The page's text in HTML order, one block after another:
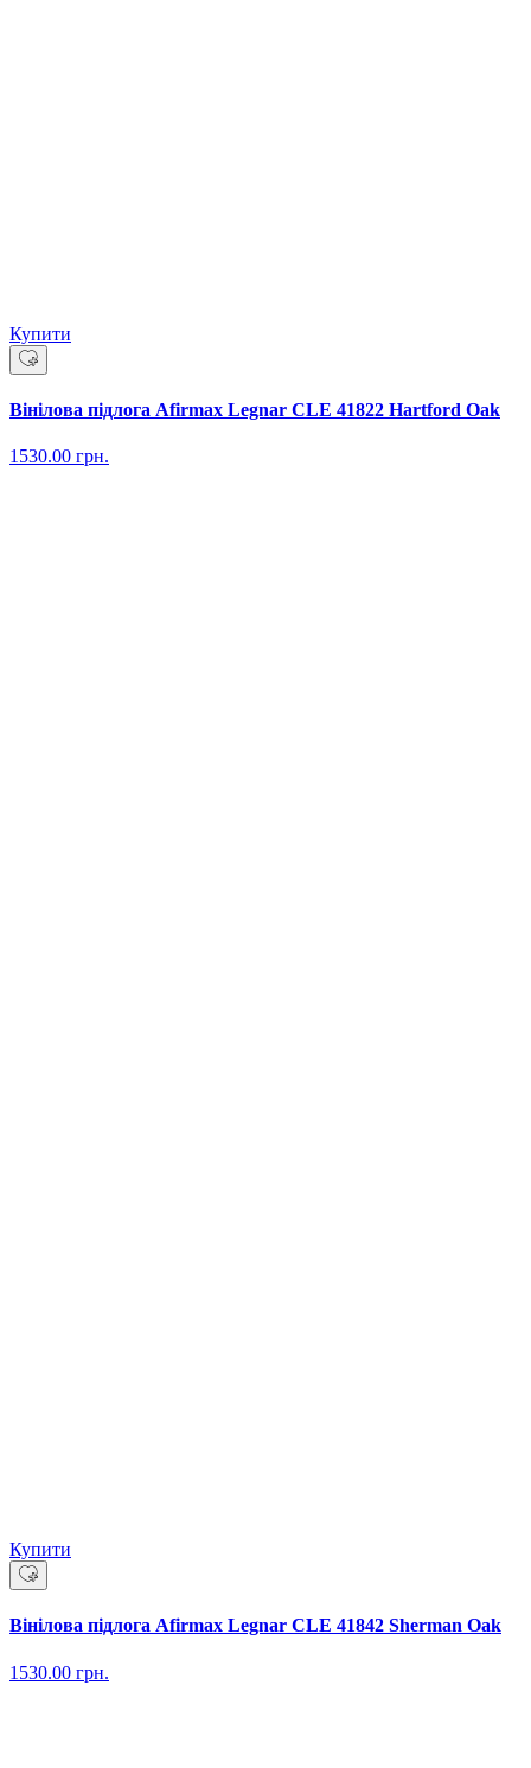
Купити
Вінілова підлога Afirmax Legnar CLE 41822 Hartford Oak
1530.00 грн.
Купити
Вінілова підлога Afirmax Legnar CLE 41842 Sherman Oak
1530.00 грн.